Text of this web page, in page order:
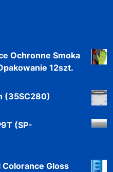
Ochronne Smoka
12szt.
(35SC280)
(SP-
Colorance Gloss